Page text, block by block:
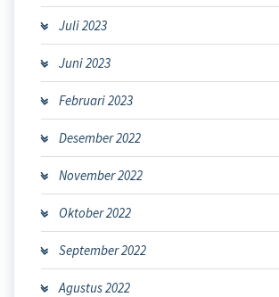
Juli 2023
Juni 2023
Februari 2023
Desember 2022
November 2022
Oktober 2022
September 2022
Agustus 2022